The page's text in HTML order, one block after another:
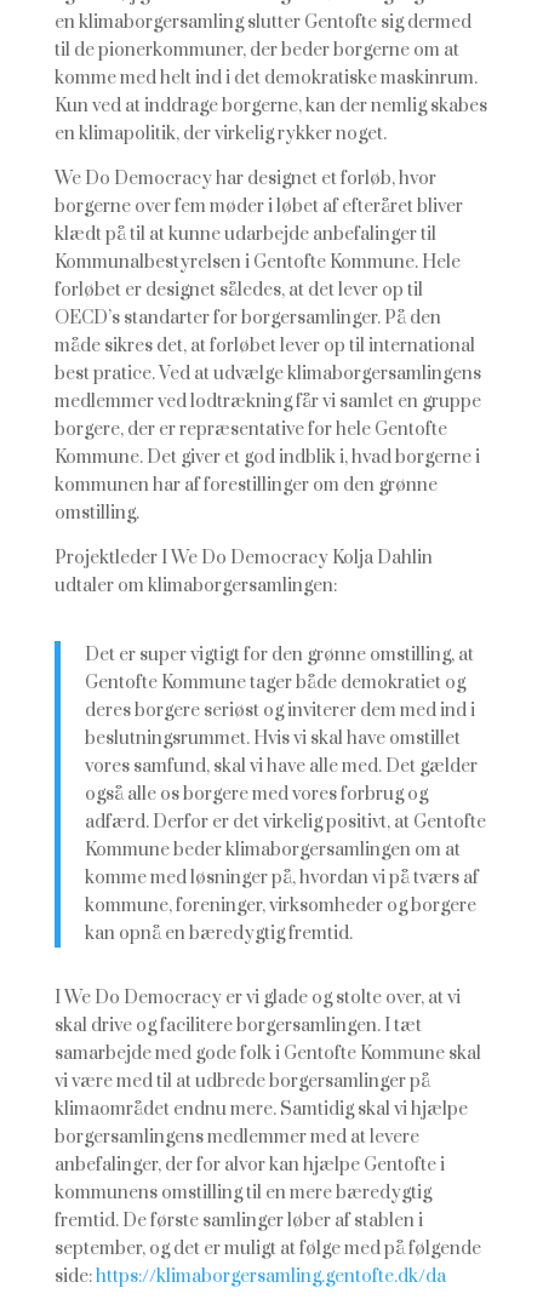
en klimaborgersamling slutter Gentofte sig dermed
til de pionerkommuner, der beder borgerne om at
komme med helt ind i det demokratiske maskinrum.
Kun ved at inddrage borgerne, kan der nemlig skabes
en klimapolitik, der virkelig rykker noget.
We Do Democracy har designet et forløb, hvor
borgerne over fem møder i løbet af efteråret bliver
klædt på til at kunne udarbejde anbefalinger til
Kommunalbestyrelsen i Gentofte Kommune. Hele
forløbet er designet således, at det lever op til
OECD’s standarter for borgersamlinger. På den
måde sikres det, at forløbet lever op til international
best pratice. Ved at udvælge klimaborgersamlingens
medlemmer ved lodtrækning får vi samlet en gruppe
borgere, der er repræsentative for hele Gentofte
Kommune. Det giver et god indblik i, hvad borgerne i
kommunen har af forestillinger om den grønne
omstilling.
Projektleder I We Do Democracy Kolja Dahlin
udtaler om klimaborgersamlingen:
Det er super vigtigt for den grønne omstilling, at
Gentofte Kommune tager både demokratiet og
deres borgere seriøst og inviterer dem med ind i
beslutningsrummet. Hvis vi skal have omstillet
vores samfund, skal vi have alle med. Det gælder
også alle os borgere med vores forbrug og
adfærd. Derfor er det virkelig positivt, at Gentofte
Kommune beder klimaborgersamlingen om at
komme med løsninger på, hvordan vi på tværs af
kommune, foreninger, virksomheder og borgere
kan opnå en bæredygtig fremtid.
I We Do Democracy er vi glade og stolte over, at vi
skal drive og facilitere borgersamlingen. I tæt
samarbejde med gode folk i Gentofte Kommune skal
vi være med til at udbrede borgersamlinger på
klimaområdet endnu mere. Samtidig skal vi hjælpe
borgersamlingens medlemmer med at levere
anbefalinger, der for alvor kan hjælpe Gentofte i
kommunens omstilling til en mere bæredygtig
fremtid. De første samlinger løber af stablen i
september, og det er muligt at følge med på følgende
side:https://klimaborgersamling.gentofte.dk/da